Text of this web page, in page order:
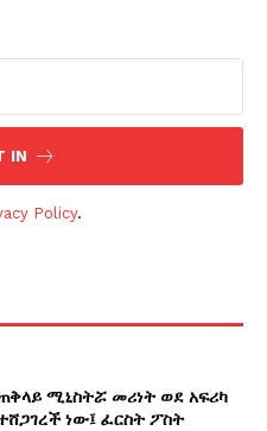
IN
Policy.
ሚኒስትሯ መሪነት ወደ አፍሪካ
ነው፤ ፈርስት ፖስት